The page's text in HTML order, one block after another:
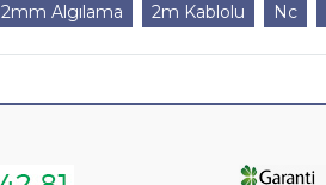
2mm Algılama 2m Kablolu Nc